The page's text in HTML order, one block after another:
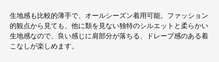
生地感も比較的薄手で、オールシーズン着用可能。ファッション
的観点から見ても、他に類を見ない独特のシルエットと柔らかい
生地感なので、良い感じに肩部分が落ちる、ドレープ感のある着
こなしが楽しめます。